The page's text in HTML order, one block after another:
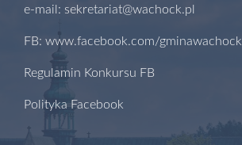
e-mail: sekretariat@wachock.pl
FB: www.facebook.com/gminawachock
Regulamin Konkursu FB
Polityka Facebook